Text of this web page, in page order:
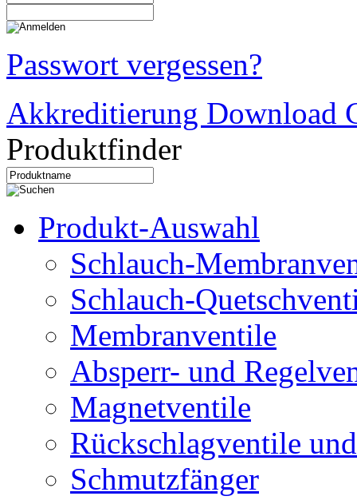
Passwort vergessen?
Akkreditierung Download
Produktfinder
Produkt-Auswahl
Schlauch-
Schlauch-
Membranventile
Absperr- und
Magnetventile
Rückschlagventile
Schmutzfänger